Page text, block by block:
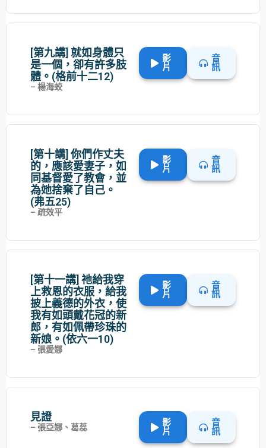
[第九講] 就如身體只
是一個，卻有許多肢
體。(格前十二12)
– 楊海蛟
影
片
音
訊
[第十講] 你們作丈夫
的，應該愛妻子，如
同基督愛了教會，並
為她捨棄了自己。
(弗五25)
– 疏效平
影
片
音
訊
[第十一講] 祂給我穿
上救恩的衣服，給我
披上義德的外衣，使
我有如頭戴花冠的新
郎，有如佩帶珍珠的
新娘。(依六一10)
– 張愛娜
影
片
音
訊
見證​
– 張亞娜、葛蕊
影
片
音
訊